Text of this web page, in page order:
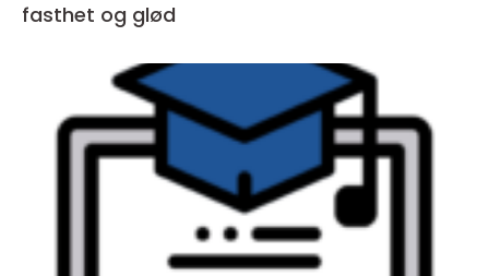
fasthet og glød